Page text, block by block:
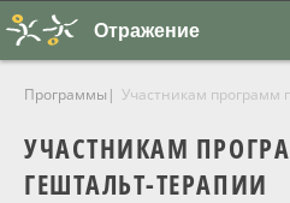
Отражение
Программы Участникам программ
УЧАСТНИКАМ
ГЕШТАЛЬТ-ТЕРАПИИ